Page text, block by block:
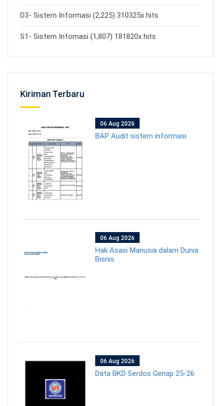
D3- Sistem Informasi (2,225) 310325x hits
S1- Sistem Infomasi (1,807) 181820x hits
Kiriman Terbaru
06 Aug 2026
BAP Audit sistem informasi
06 Aug 2026
Hak Asasi Manusia dalam Dunia
Bisnis
06 Aug 2026
Data BKD Serdos Genap 25-26